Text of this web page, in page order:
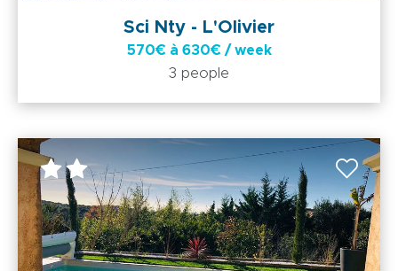
Sci Nty - L'Olivier
570€ à 630€ / week
3 people